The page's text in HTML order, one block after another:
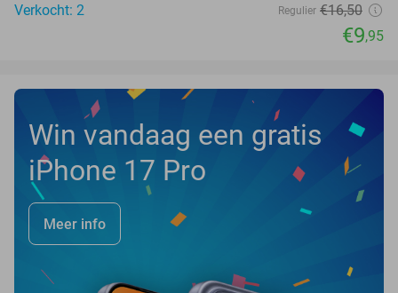
Verkocht: 2
Regulier €16,50
€9,95
Win vandaag een gratis
iPhone 17 Pro
Meer info